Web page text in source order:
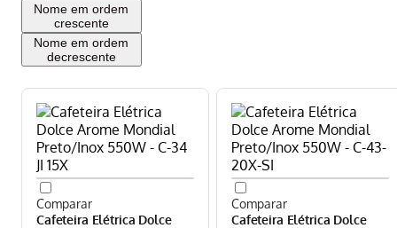
Nome em ordem
crescente
Nome em ordem
decrescente
Cafeteira Elétrica Dolce
Cafeteira Elétrica Dolce